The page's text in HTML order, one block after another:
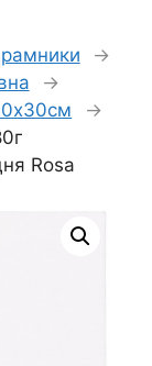
→
→
→
Rosa